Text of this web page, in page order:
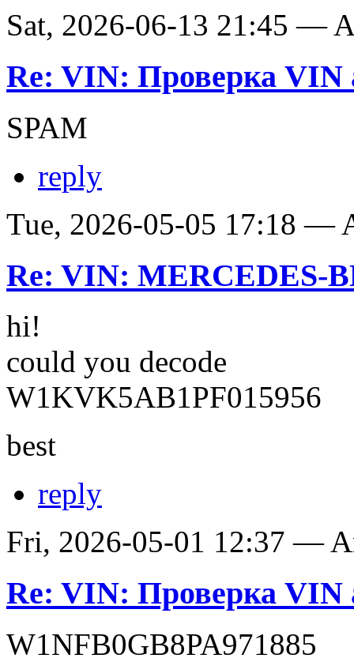
Sat, 2026-06-13 21:45 —
Re: VIN: Проверка VIN
SPAM
reply
Tue, 2026-05-05 17:18 —
Re: VIN: MERCEDES-
hi!
could you decode
W1KVK5AB1PF015956
best
reply
Fri, 2026-05-01 12:37 —
Re: VIN: Проверка VIN
W1NFB0GB8PA971885